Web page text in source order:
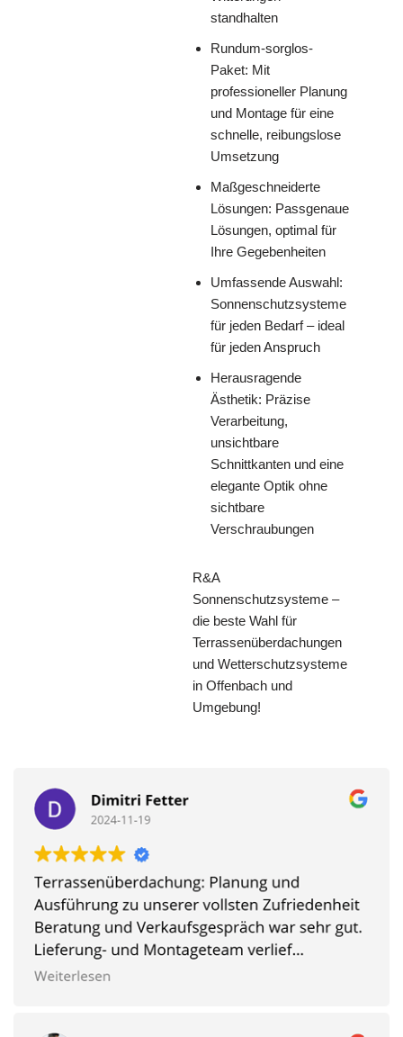
standhalten
Rundum-sorglos-
Paket: Mit
professioneller Planung
und Montage für eine
schnelle, reibungslose
Umsetzung
Maßgeschneiderte
Lösungen: Passgenaue
Lösungen, optimal für
Ihre Gegebenheiten
Umfassende Auswahl:
Sonnenschutzsysteme
für jeden Bedarf – ideal
für jeden Anspruch
Herausragende
Ästhetik: Präzise
Verarbeitung,
unsichtbare
Schnittkanten und eine
elegante Optik ohne
sichtbare
Verschraubungen
R&A
Sonnenschutzsysteme –
die beste Wahl für
Terrassenüberdachungen
und Wetterschutzsysteme
in Offenbach und
Umgebung!